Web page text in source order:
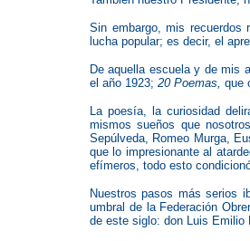
Sin embargo, mis recuerdos
lucha popular; es decir, el
De aquella escuela y de mis
el año 1923; 20 Poemas, que
La poesía, la curiosidad
mismos sueños que
Sepúlveda, Romeo Murga,
que lo impresionante al
efímeros, todo esto
Nuestros pasos más serios
umbral de la Federación
de este siglo: don Luis Emilio